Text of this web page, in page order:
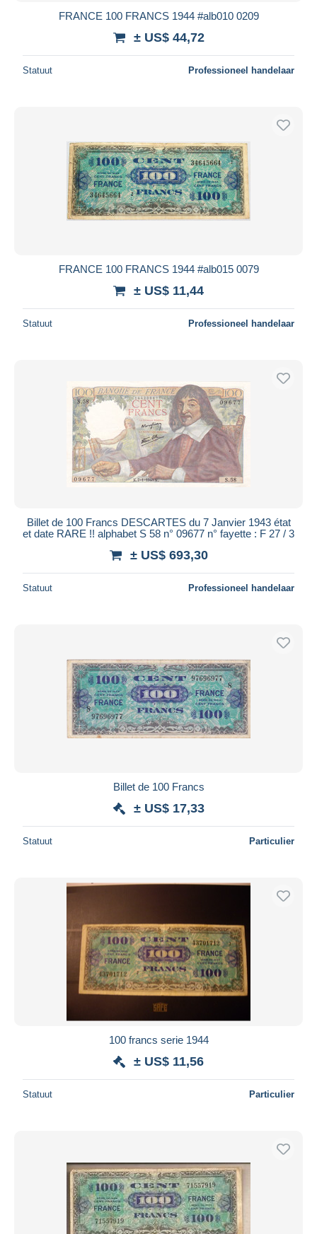
FRANCE 100 FRANCS 1944 #alb010 0209
± US$ 44,72
Statuut Professioneel handelaar
FRANCE 100 FRANCS 1944 #alb015 0079
± US$ 11,44
Statuut Professioneel handelaar
Billet de 100 Francs DESCARTES du 7 Janvier 1943 état
et date RARE !! alphabet S 58 n° 09677 n° fayette : F 27 / 3
± US$ 693,30
Statuut Professioneel handelaar
Billet de 100 Francs
± US$ 17,33
Statuut Particulier
100 francs serie 1944
± US$ 11,56
Statuut Particulier